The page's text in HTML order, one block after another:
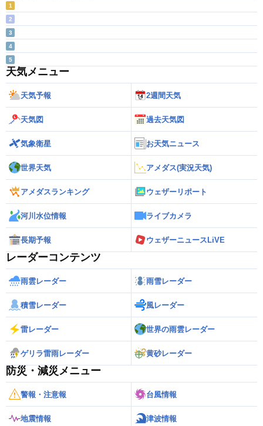
1
2
3
4
5
天気メニュー
天気予報 2週間天気
天気図 過去天気図
気象衛星 お天気ニュース
世界天気 アメダス(実況天気)
アメダスランキング ウェザーリポート
河川水位情報 ライブカメラ
長期予報 ウェザーニュースLiVE
レーダーコンテンツ
雨雲レーダー 雨雪レーダー
積雪レーダー 風レーダー
雷レーダー 世界の雨雲レーダー
ゲリラ雷雨レーダー 黄砂レーダー
防災・減災メニュー
警報・注意報 台風情報
地震情報 津波情報